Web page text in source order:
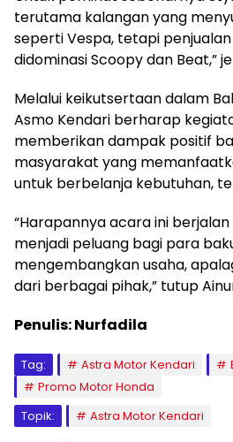
terutama kalangan yang
seperti Vespa, tetapi
didominasi Scoopy dan Beat,”
Melalui keikutsertaan dalam
Asmo Kendari berharap
memberikan dampak positif
masyarakat yang
untuk berbelanja kebutuhan,
“Harapannya acara ini
menjadi peluang bagi para
mengembangkan usaha,
dari berbagai pihak,” tutup
Penulis: Nurfadila
Tag: Astra Motor Kendari
Promo Motor Honda
Topik:
Astra Motor Kendari